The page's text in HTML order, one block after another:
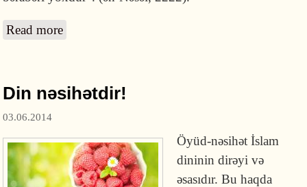
Read more
Din nəsihətdir!
03.06.2014
Öyüd-nəsihət İslam
dininin dirəyi və
əsasıdır. Bu haqda